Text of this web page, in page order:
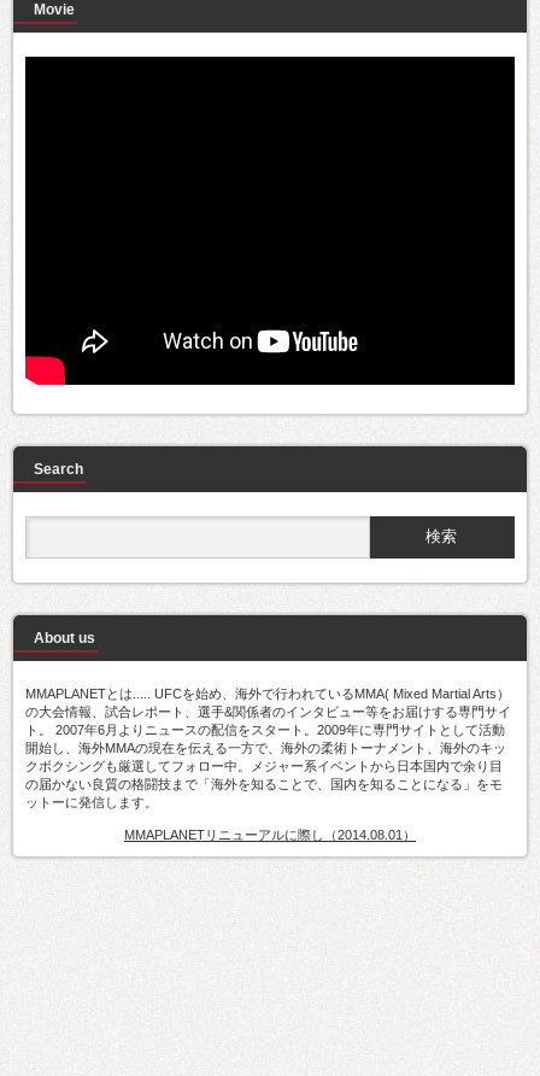
Movie
Search
About us
MMAPLANETとは..... UFCを始め、海外で行われているMMA( Mixed Martial Arts）
の大会情報、試合レポート、選手&関係者のインタビュー等をお届けする専門サイ
ト。 2007年6月よりニュースの配信をスタート。2009年に専門サイトとして活動
開始し、海外MMAの現在を伝える一方で、海外の柔術トーナメント、海外のキッ
クボクシングも厳選してフォロー中。メジャー系イベントから日本国内で余り目
の届かない良質の格闘技まで「海外を知ることで、国内を知ることになる」をモ
ットーに発信します。
MMAPLANETリニューアルに際し（2014.08.01）